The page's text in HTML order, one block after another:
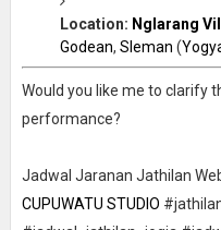
Location: Nglarang
Godean, Sleman (
Would you like me to clarify
performance?
Jadwal Jaranan Jathilan
CUPUWATU STUDIO